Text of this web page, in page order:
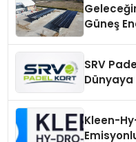
Güneş
SRV
Dünyaya
Kleen-